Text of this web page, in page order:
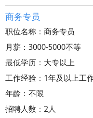
商务专员
职位名称：商务专员
月薪：3000-5000不等
最低学历：大专以上
工作经验：1年及以上工
年龄：不限
招聘人数：2人